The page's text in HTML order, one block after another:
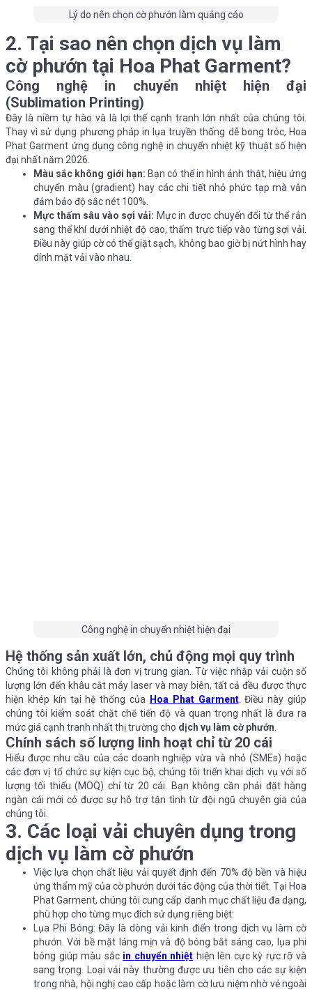
Lý do nên chọn cờ phướn làm quảng cáo
2. Tại sao nên chọn dịch vụ làm
cờ phướn tại Hoa Phat Garment?
Công nghệ in chuyển nhiệt hiện đại
(Sublimation Printing)
Đây là niềm tự hào và là lợi thế cạnh tranh lớn nhất của chúng tôi.
Thay vì sử dụng phương pháp in lụa truyền thống dễ bong tróc, Hoa
Phat Garment ứng dụng công nghệ in chuyển nhiệt kỹ thuật số hiện
đại nhất năm 2026.
Màu sắc không giới hạn: Bạn có thể in hình ảnh thật, hiệu ứng
chuyển màu (gradient) hay các chi tiết nhỏ phức tạp mà vẫn
đảm bảo độ sắc nét 100%.
Mực thấm sâu vào sợi vải: Mực in được chuyển đổi từ thể rắn
sang thể khí dưới nhiệt độ cao, thấm trực tiếp vào từng sợi vải.
Điều này giúp cờ có thể giặt sạch, không bao giờ bị nứt hình hay
dính mặt vải vào nhau.
Công nghệ in chuyển nhiệt hiện đại
Hệ thống sản xuất lớn, chủ động mọi quy trình
Chúng tôi không phải là đơn vị trung gian. Từ việc nhập vải cuộn số
lượng lớn đến khâu cắt máy laser và may biên, tất cả đều được thực
hiện khép kín tại hệ thống của
Hoa Phat Garment. Điều này giúp
chúng tôi kiểm soát chặt chẽ tiến độ và quan trọng nhất là đưa ra
mức giá cạnh tranh nhất thị trường cho dịch vụ làm cờ phướn
Chính sách số lượng linh hoạt chỉ từ 20 cái
Hiểu được nhu cầu của các doanh nghiệp vừa và nhỏ (SMEs) hoặc
các đơn vị tổ chức sự kiện cục bộ, chúng tôi triển khai dịch vụ với số
lượng tối thiểu (MOQ) chỉ từ 20 cái. Bạn không cần phải đặt hàng
ngàn cái mới có được sự hỗ trợ tận tình từ đội ngũ chuyên gia của
chúng tôi.
3. Các loại vải chuyên dụng trong
dịch vụ làm cờ phướn
Việc lựa chọn chất liệu vải quyết định đến 70% độ bền và hiệu
ứng thẩm mỹ của cờ phướn dưới tác động của thời tiết. Tại Hoa
Phat Garment, chúng tôi cung cấp danh mục chất liệu đa dạng,
phù hợp cho từng mục đích sử dụng riêng biệt:
Lụa Phi Bóng: Đây là dòng vải kinh điển trong dịch vụ làm cờ
phướn. Với bề mặt láng mịn và độ bóng bắt sáng cao, lụa phi
bóng giúp màu sắc in chuyển nhiệt hiện lên cực kỳ rực rỡ và
sang trọng. Loại vải này thường được ưu tiên cho các sự kiện
trong nhà, hội nghị cao cấp hoặc làm cờ lưu niệm nhờ vẻ ngoài